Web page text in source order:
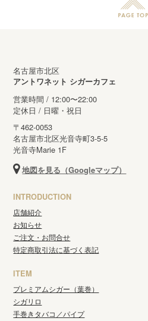
名古屋市北区
アントワネット シガーカフェ
営業時間 / 12:00〜22:00
定休日 / 日曜・祝日
〒462-0053
名古屋市北区光音寺町3-5-5
光音寺Marie 1F
地図を見る（Googleマップ）
INTRODUCTION
店舗紹介
お知らせ
ご注文・お問合せ
特定商取引法に基づく表記
ITEM
プレミアムシガー（葉巻）
シガリロ
手巻きタバコ／パイプ